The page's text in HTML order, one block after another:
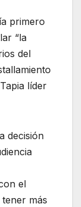
primero
“la
del
líder
decisión
el
más